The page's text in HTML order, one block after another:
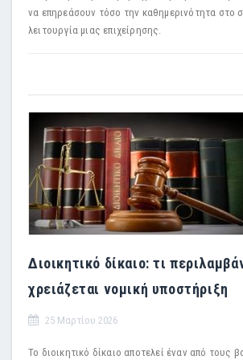
να επηρεάσουν τόσο την καθημερινότητα στο
λειτουργία μιας επιχείρησης.
Διοικητικό δίκαιο: τι
χρειάζεται νομική υποστήριξη
25 Μαρτίου 2026
Το διοικητικό δίκαιο αποτελεί έναν από τους